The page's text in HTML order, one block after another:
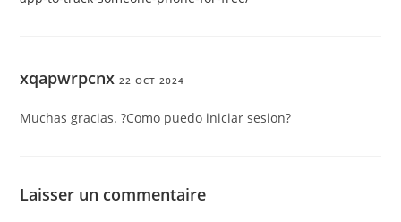
xqapwrpcnx 22 OCT 2024
Muchas gracias. ?Como puedo iniciar sesion?
Laisser un commentaire